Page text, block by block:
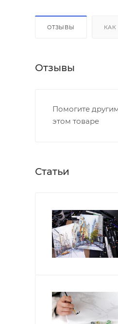
ОТЗЫВЫ КАК
Отзывы
Помогите
этом товаре
Статьи